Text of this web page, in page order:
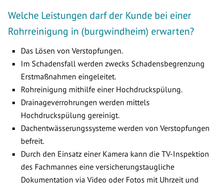
Welche Leistungen darf der Kunde bei einer
Rohrreinigung in (burgwindheim) erwarten?
Das Lösen von Verstopfungen.
Im Schadensfall werden zwecks Schadensbegrenzung
Erstmaßnahmen eingeleitet.
Rohreinigung mithilfe einer Hochdruckspülung.
Drainageverrohrungen werden mittels
Hochdruckspülung gereinigt.
Dachentwässerungssysteme werden von Verstopfungen
befreit.
Durch den Einsatz einer Kamera kann die TV-Inspektion
des Fachmannes eine versicherungstaugliche
Dokumentation via Video oder Fotos mit Uhrzeit und